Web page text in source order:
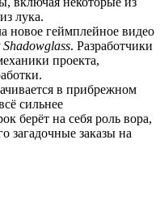
лука.
новое геймплейное видео
. Разработчики
проекта,
в прибрежном
сильнее
берёт на себя роль вора,
загадочные заказы на